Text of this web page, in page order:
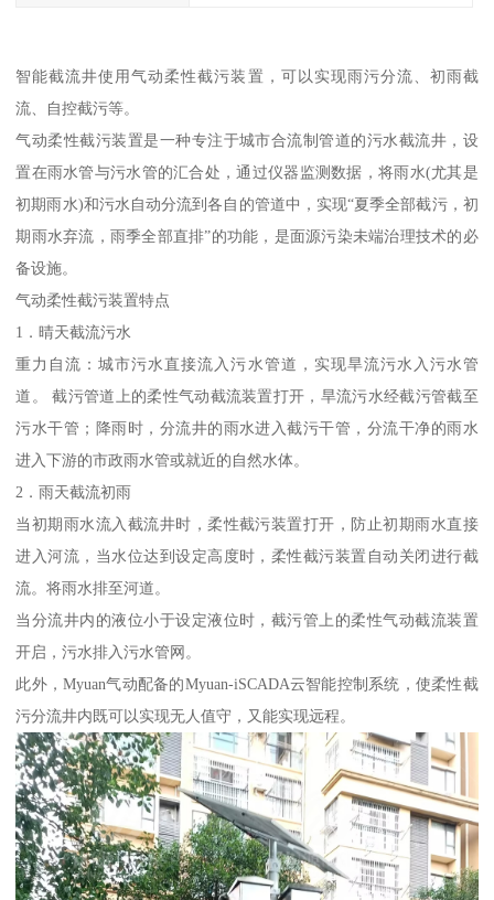
智能截流井使用气动柔性截污装置，可以实现雨污分流、初雨截
流、自控截污等。
气动柔性截污装置是一种专注于城市合流制管道的污水截流井，设
置在雨水管与污水管的汇合处，通过仪器监测数据，将雨水(尤其是
初期雨水)和污水自动分流到各自的管道中，实现“夏季全部截污，初
期雨水弃流，雨季全部直排”的功能，是面源污染未端治理技术的必
备设施。
气动柔性截污装置特点
1．晴天截流污水
重力自流：城市污水直接流入污水管道，实现旱流污水入污水管
道。 截污管道上的柔性气动截流装置打开，旱流污水经截污管截至
污水干管；降雨时，分流井的雨水进入截污干管，分流干净的雨水
进入下游的市政雨水管或就近的自然水体。
2．雨天截流初雨
当初期雨水流入截流井时，柔性截污装置打开，防止初期雨水直接
进入河流，当水位达到设定高度时，柔性截污装置自动关闭进行截
流。将雨水排至河道。
当分流井内的液位小于设定液位时，截污管上的柔性气动截流装置
开启，污水排入污水管网。
此外，Myuan气动配备的Myuan-iSCADA云智能控制系统，使柔性截
污分流井内既可以实现无人值守，又能实现远程。